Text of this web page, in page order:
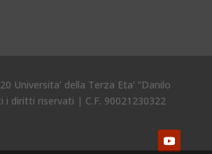
Universita’ della Terza Eta’ “Danilo
i diritti riservati | C.F. 90021230322